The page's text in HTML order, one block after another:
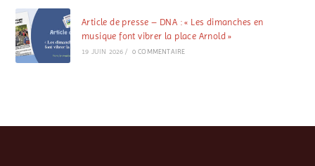
Article de presse – DNA : « Les dimanches en
musique font vibrer la place Arnold »
19 JUIN 2026 / 0 COMMENTAIRE